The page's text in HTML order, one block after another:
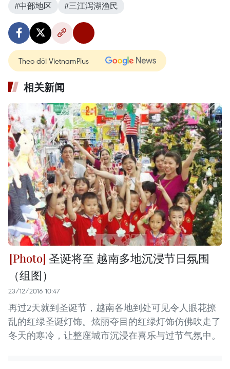
#中部地区
#三江泻湖渔民
Theo dõi VietnamPlus
相关新闻
圣诞将至 越南多地沉浸节日氛围
（组图）
23/12/2016 10:47
再过2天就到圣诞节，越南各地到处可见令人眼花撩
乱的红绿圣诞灯饰。炫丽夺目的红绿灯饰仿佛吹走了
冬天的寒冷，让整座城市沉浸在喜乐与过节气氛中。